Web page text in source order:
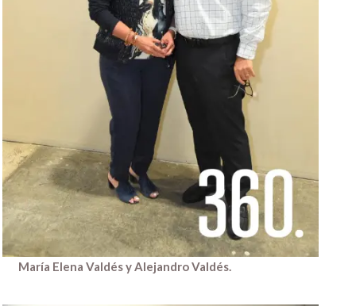
María Elena Valdés y Alejandro Valdés.